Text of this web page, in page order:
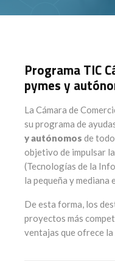
Programa TIC
pymes y
La Cámara de
su programa de
y autónomos de
objetivo de impulsar
(Tecnologías de la
la pequeña y mediana
De esta forma, los
proyectos más
ventajas que ofrece